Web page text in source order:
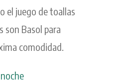
el juego de toallas
son Basol para
comodidad.